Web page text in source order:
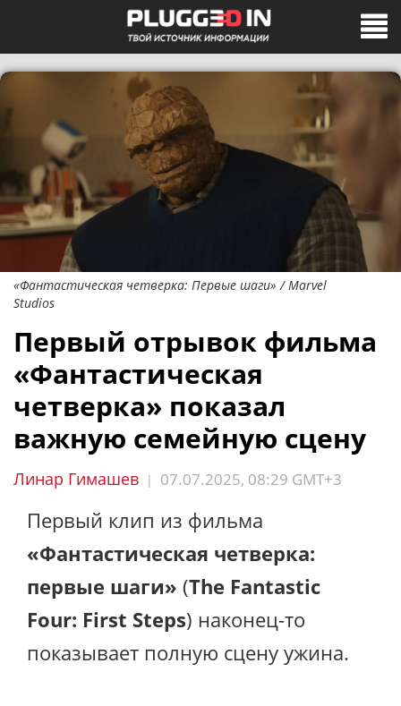
«Фантастическая четверка: Первые шаги» / Marvel
Studios
Первый отрывок фильма
«Фантастическая
четверка» показал
важную семейную сцену
Линар Гимашев | 07.07.2025, 08:29 GMT+3
Первый клип из фильма
«Фантастическая четверка:
первые шаги» (The Fantastic
Four: First Steps) наконец-то
показывает полную сцену ужина.